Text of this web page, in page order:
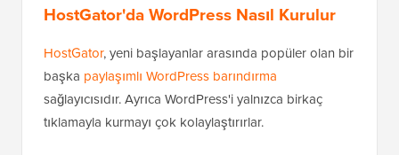
HostGator'da WordPress Nasıl Kurulur
HostGator, yeni başlayanlar arasında popüler olan bir
başka paylaşımlı WordPress barındırma
sağlayıcısıdır. Ayrıca WordPress'i yalnızca birkaç
tıklamayla kurmayı çok kolaylaştırırlar.